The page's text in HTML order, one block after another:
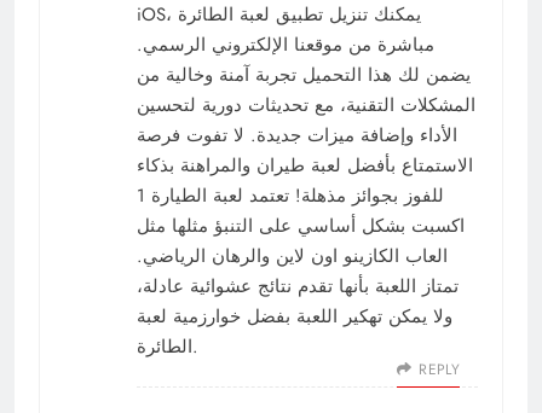
iOS، يمكنك تنزيل تطبيق لعبة الطائرة
مباشرة من موقعنا الإلكتروني الرسمي.
يضمن لك هذا التحميل تجربة آمنة وخالية من
المشكلات التقنية، مع تحديثات دورية لتحسين
الأداء وإضافة ميزات جديدة. لا تفوت فرصة
الاستمتاع بأفضل لعبة طيران والمراهنة بذكاء
للفوز بجوائز مذهلة! تعتمد لعبة الطيارة 1
اكسبت بشكل أساسي على التنبؤ مثلها مثل
العاب الكازينو اون لاين والرهان الرياضي.
تمتاز اللعبة بأنها تقدم نتائج عشوائية عادلة،
ولا يمكن تهكير اللعبة بفضل خوارزمية لعبة
الطائرة.
REPLY